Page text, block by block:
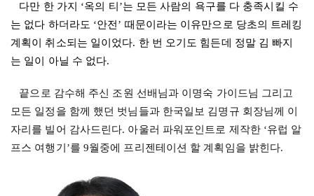
다만 한 가지 ‘옥의 티 ’는 모든 사람의 욕구를 다 충족시킬 수
는 없다 하더라도 ‘안전 ’ 때문이라는 이유만으로 당초의 트레킹
계획이 취소되는 일이었다. 한 번 오기도 힘든데 정말 김 빠지
는 일이 아닐 수 없다.
끝으로 감수해 주신 조원 선배님과 이명숙 가이드님 그리고
모든 일정을 함께 했던 벗님들과 한국일보 김명규 회장님께 이
자리를 빌어 감사드린다. 아울러 파워포인트로 제작한 ‘유럽 알
프스 여행기 ’를 9월중에 프리젠테이션 할 계획임을 밝힌다.